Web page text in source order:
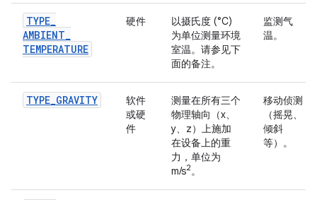
TYPE_
AMBIENT_
TEMPERATURE
硬件
以摄氏度 (°C)
为单位测量环境
室温。请参见下
面的备注。
监测气
温。
TYPE_GRAVITY
软件
或硬
件
测量在所有三个
物理轴向（x、
y、z）上施加
在设备上的重
力，单位为
m/s2。
移动侦测
（摇晃、
倾斜
等）。